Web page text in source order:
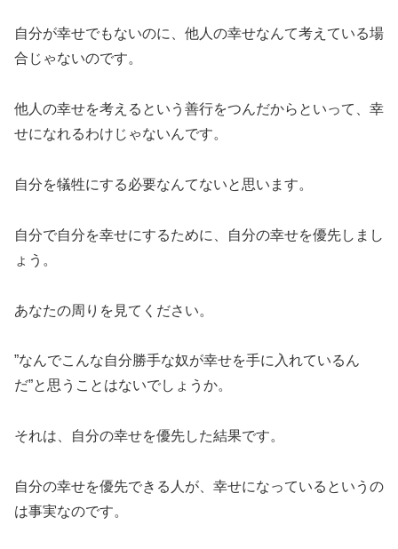
自分が幸せでもないのに、他人の幸せなんて考えている場
合じゃないのです。
他人の幸せを考えるという善行をつんだからといって、幸
せになれるわけじゃないんです。
自分を犠牲にする必要なんてないと思います。
自分で自分を幸せにするために、自分の幸せを優先しまし
ょう。
あなたの周りを見てください。
”なんでこんな自分勝手な奴が幸せを手に入れているん
だ”と思うことはないでしょうか。
それは、自分の幸せを優先した結果です。
自分の幸せを優先できる人が、幸せになっているというの
は事実なのです。